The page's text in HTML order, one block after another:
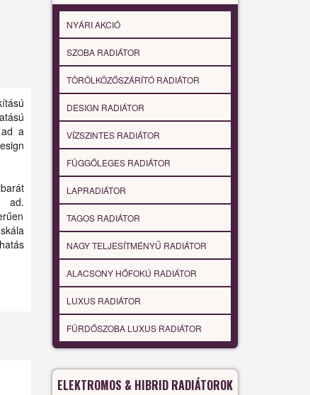
a
ad.
NYÁRI AKCIÓ
SZOBA RADIÁTOR
TÖRÖLKÖZŐSZÁRÍTÓ RADIÁTOR
DESIGN RADIÁTOR
VÍZSZINTES RADIÁTOR
FÜGGŐLEGES RADIÁTOR
LAPRADIÁTOR
TAGOS RADIÁTOR
NAGY TELJESÍTMÉNYŰ RADIÁTOR
ALACSONY HŐFOKÚ RADIÁTOR
LUXUS RADIÁTOR
FÜRDŐSZOBA LUXUS RADIÁTOR
ELEKTROMOS & HIBRID RADIÁTOROK